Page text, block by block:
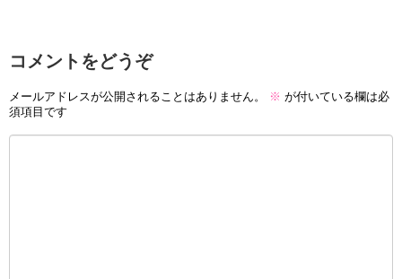
コメントをどうぞ
メールアドレスが公開されることはありません。 ※ が付いている欄は必
須項目です